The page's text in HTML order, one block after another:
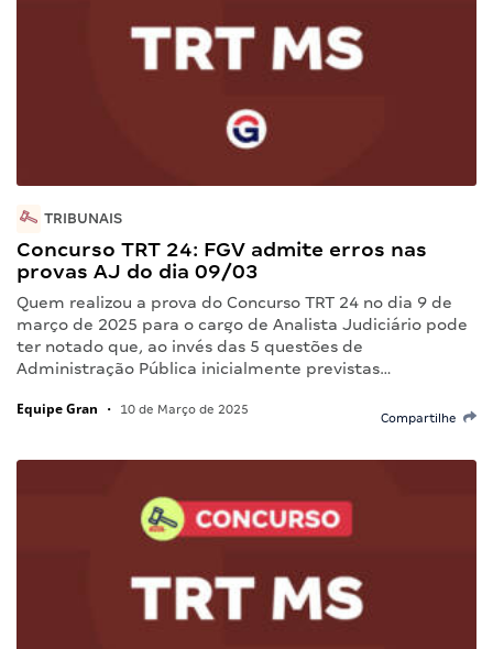
TRIBUNAIS
Concurso TRT 24: FGV admite erros nas
provas AJ do dia 09/03
Quem realizou a prova do Concurso TRT 24 no dia 9 de
março de 2025 para o cargo de Analista Judiciário pode
ter notado que, ao invés das 5 questões de
Administração Pública inicialmente previstas…
Equipe Gran • 10 de Março de 2025
Compartilhe